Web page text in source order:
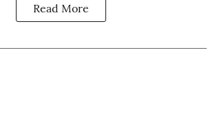
Read More